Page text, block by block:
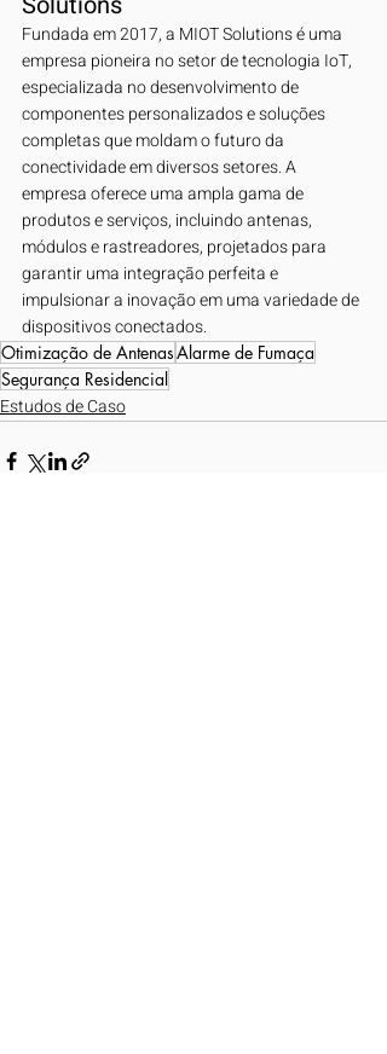
Fundada em 2017, a MIOT Solutions é uma
empresa pioneira no setor de tecnologia IoT,
especializada no desenvolvimento de
componentes personalizados e soluções
completas que moldam o futuro da
conectividade em diversos setores. A
empresa oferece uma ampla gama de
produtos e serviços, incluindo antenas,
módulos e rastreadores, projetados para
garantir uma integração perfeita e
impulsionar a inovação em uma variedade de
dispositivos conectados.
Otimização de AntenasAlarme de Fumaça
Segurança Residencial
Estudos de Caso